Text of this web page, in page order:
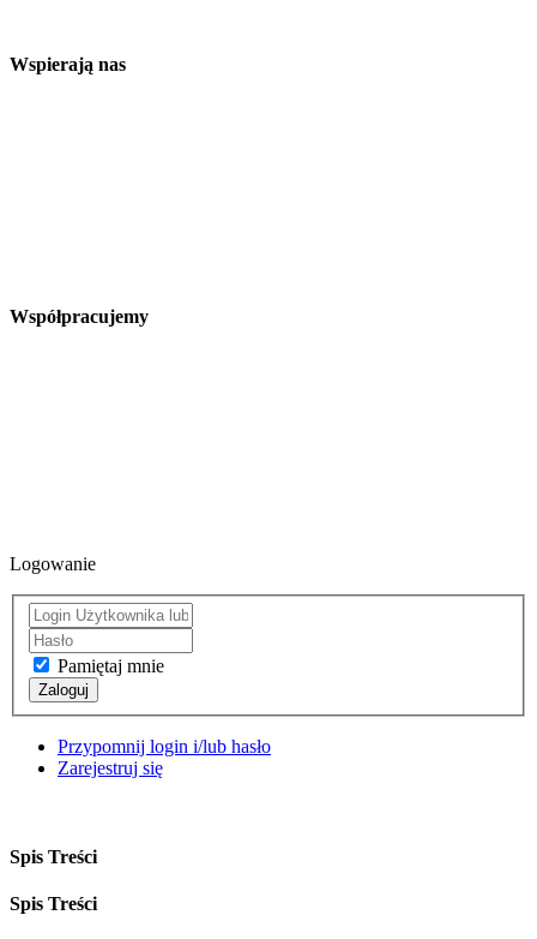
Wspierają nas
Współpracujemy
Logowanie
Pamiętaj mnie
Zaloguj
Przypomnij login i/lub hasło
Zarejestruj się
Spis Treści
Spis Treści